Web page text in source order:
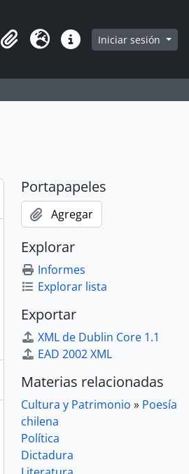
Portapapeles
Idioma Enlaces rápidos
Iniciar sesión
Portapapeles
Agregar
Explorar
Informes
Explorar lista
Exportar
XML de Dublin Core 1.1
EAD 2002 XML
Materias relacionadas
Cultura y Patrimonio » Poesía
chilena
Política
Dictadura